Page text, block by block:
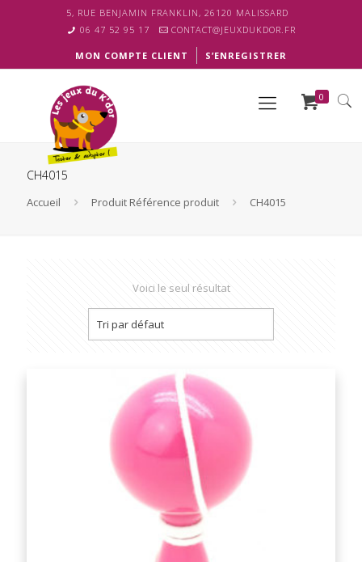
5, RUE BENJAMIN FRANKLIN, 26120 MALISSARD
06 47 52 95 17
CONTACT@JEUXDUKDOR.FR
MON COMPTE CLIENT S’ENREGISTRER
0
CH4015
Accueil Produit Référence produit CH4015
Voici le seul résultat